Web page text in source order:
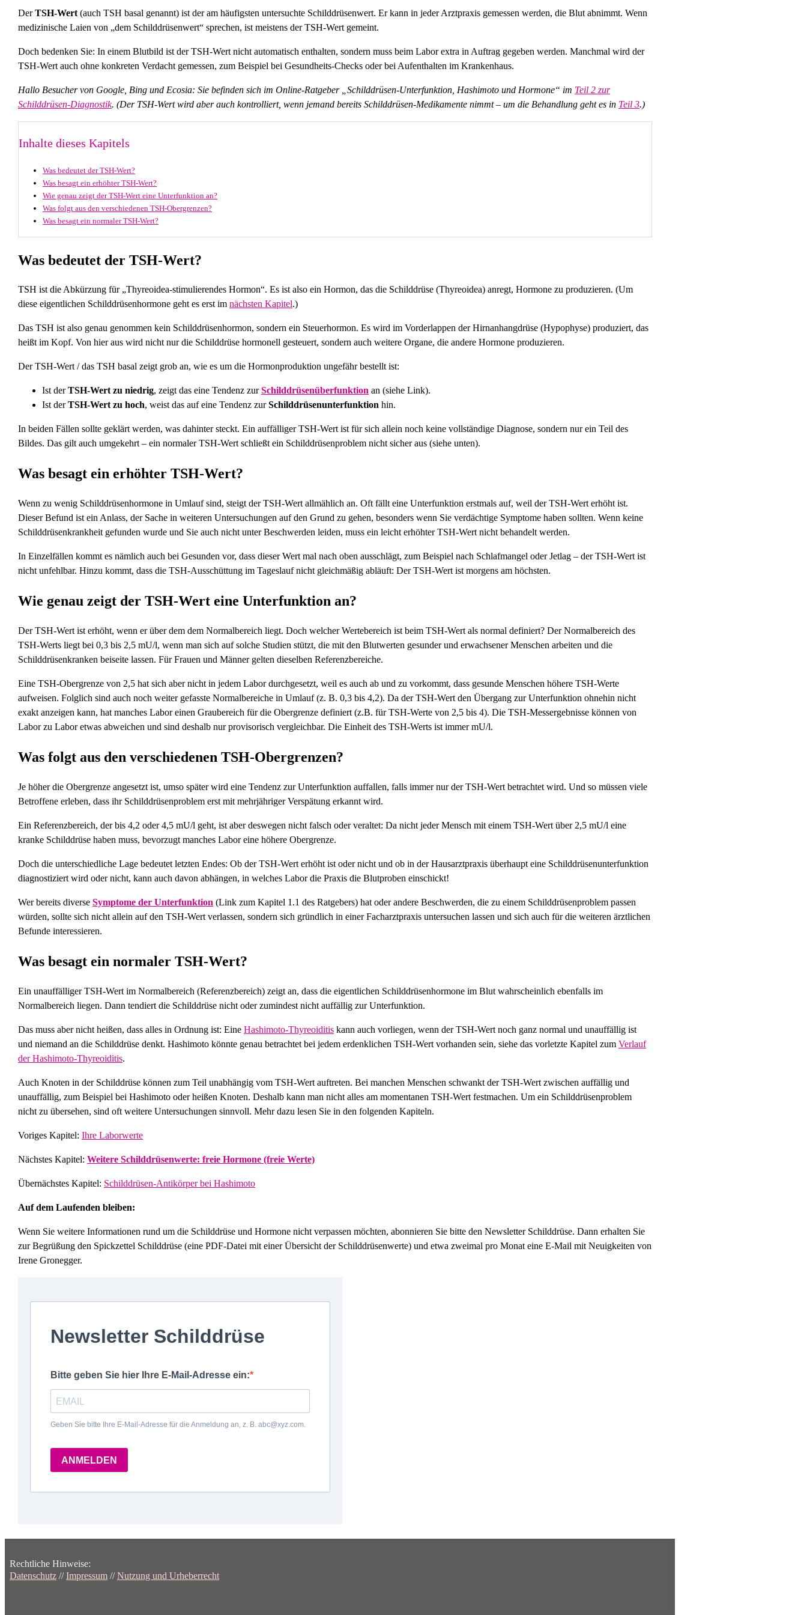
DerTSH-Wert (auch TSH basal genannt) ist der am häufigsten untersuchte Schilddrüsenwert. Er kann in jeder Arztpraxis gemessen werden, die Blut abnimmt. Wenn
medizinische Laien von „dem Schilddrüsenwert“ sprechen, ist meistens der TSH-Wert gemeint.
Doch bedenken Sie: In einem Blutbild ist der TSH-Wert nicht automatisch enthalten, sondern muss beim Labor extra in Auftrag gegeben werden. Manchmal wird der
TSH-Wert auch ohne konkreten Verdacht gemessen, zum Beispiel bei Gesundheits-Checks oder bei Aufenthalten im Krankenhaus.
Hallo Besucher von Google, Bing und Ecosia: Sie befinden sich im Online-Ratgeber „Schilddrüsen-Unterfunktion, Hashimoto und Hormone“ im Teil 2 zur
Schilddrüsen-Diagnostik. (Der TSH-Wert wird aber auch kontrolliert, wenn jemand bereits Schilddrüsen-Medikamente nimmt – um die Behandlung geht es in Teil 3.)
Inhalte dieses Kapitels
Was bedeutet der TSH-Wert?
Was besagt ein erhöhter TSH-Wert?
Wie genau zeigt der TSH-Wert eine Unterfunktion an?
Was folgt aus den verschiedenen TSH-Obergrenzen?
Was besagt ein normaler TSH-Wert?
Was bedeutet der TSH-Wert?
TSH ist die Abkürzung für „Thyreoidea-stimulierendes Hormon“. Es ist also ein Hormon, das die Schilddrüse (Thyreoidea) anregt, Hormone zu produzieren. (Um
diese eigentlichen Schilddrüsenhormone geht es erst im nächsten Kapitel.)
Das TSH ist also genau genommen kein Schilddrüsenhormon, sondern ein Steuerhormon. Es wird im Vorderlappen der Hirnanhangdrüse (Hypophyse) produziert, das
heißt im Kopf. Von hier aus wird nicht nur die Schilddrüse hormonell gesteuert, sondern auch weitere Organe, die andere Hormone produzieren.
Der TSH-Wert / das TSH basal zeigt grob an, wie es um die Hormonproduktion ungefähr bestellt ist:
Ist derTSH-Wert zu niedrig, zeigt das eine Tendenz zurSchilddrüsenüberfunktion an (siehe Link).
Ist derTSH-Wert zu hoch, weist das auf eine Tendenz zurSchilddrüsenunterfunktion hin.
In beiden Fällen sollte geklärt werden, was dahinter steckt. Ein auffälliger TSH-Wert ist für sich allein noch keine vollständige Diagnose, sondern nur ein Teil des
Bildes. Das gilt auch umgekehrt – ein normaler TSH-Wert schließt ein Schilddrüsenproblem nicht sicher aus (siehe unten).
Was besagt ein erhöhter TSH-Wert?
Wenn zu wenig Schilddrüsenhormone in Umlauf sind, steigt der TSH-Wert allmählich an. Oft fällt eine Unterfunktion erstmals auf, weil der TSH-Wert erhöht ist.
Dieser Befund ist ein Anlass, der Sache in weiteren Untersuchungen auf den Grund zu gehen, besonders wenn Sie verdächtige Symptome haben sollten. Wenn keine
Schilddrüsenkrankheit gefunden wurde und Sie auch nicht unter Beschwerden leiden, muss ein leicht erhöhter TSH-Wert nicht behandelt werden.
In Einzelfällen kommt es nämlich auch bei Gesunden vor, dass dieser Wert mal nach oben ausschlägt, zum Beispiel nach Schlafmangel oder Jetlag – der TSH-Wert ist
nicht unfehlbar. Hinzu kommt, dass die TSH-Ausschüttung im Tageslauf nicht gleichmäßig abläuft: Der TSH-Wert ist morgens am höchsten.
Wie genau zeigt der TSH-Wert eine Unterfunktion an?
Der TSH-Wert ist erhöht, wenn er über dem dem Normalbereich liegt. Doch welcher Wertebereich ist beim TSH-Wert als normal definiert? Der Normalbereich des
TSH-Werts liegt bei 0,3 bis 2,5 mU/l, wenn man sich auf solche Studien stützt, die mit den Blutwerten gesunder und erwachsener Menschen arbeiten und die
Schilddrüsenkranken beiseite lassen. Für Frauen und Männer gelten dieselben Referenzbereiche.
Eine TSH-Obergrenze von 2,5 hat sich aber nicht in jedem Labor durchgesetzt, weil es auch ab und zu vorkommt, dass gesunde Menschen höhere TSH-Werte
aufweisen. Folglich sind auch noch weiter gefasste Normalbereiche in Umlauf (z. B. 0,3 bis 4,2). Da der TSH-Wert den Übergang zur Unterfunktion ohnehin nicht
exakt anzeigen kann, hat manches Labor einen Graubereich für die Obergrenze definiert (z.B. für TSH-Werte von 2,5 bis 4). Die TSH-Messergebnisse können von
Labor zu Labor etwas abweichen und sind deshalb nur provisorisch vergleichbar. Die Einheit des TSH-Werts ist immer mU/l.
Was folgt aus den verschiedenen TSH-Obergrenzen?
Je höher die Obergrenze angesetzt ist, umso später wird eine Tendenz zur Unterfunktion auffallen, falls immer nur der TSH-Wert betrachtet wird. Und so müssen viele
Betroffene erleben, dass ihr Schilddrüsenproblem erst mit mehrjähriger Verspätung erkannt wird.
Ein Referenzbereich, der bis 4,2 oder 4,5 mU/l geht, ist aber deswegen nicht falsch oder veraltet: Da nicht jeder Mensch mit einem TSH-Wert über 2,5 mU/l eine
kranke Schilddrüse haben muss, bevorzugt manches Labor eine höhere Obergrenze.
Doch die unterschiedliche Lage bedeutet letzten Endes: Ob der TSH-Wert erhöht ist oder nicht und ob in der Hausarztpraxis überhaupt eine Schilddrüsenunterfunktion
diagnostiziert wird oder nicht, kann auch davon abhängen, in welches Labor die Praxis die Blutproben einschickt!
Wer bereits diverse Symptome der Unterfunktion (Link zum Kapitel 1.1 des Ratgebers) hat oder andere Beschwerden, die zu einem Schilddrüsenproblem passen
würden, sollte sich nicht allein auf den TSH-Wert verlassen, sondern sich gründlich in einer Facharztpraxis untersuchen lassen und sich auch für die weiteren ärztlichen
Befunde interessieren.
Was besagt ein normaler TSH-Wert?
Ein unauffälliger TSH-Wert im Normalbereich (Referenzbereich) zeigt an, dass die eigentlichen Schilddrüsenhormone im Blut wahrscheinlich ebenfalls im
Normalbereich liegen. Dann tendiert die Schilddrüse nicht oder zumindest nicht auffällig zur Unterfunktion.
Das muss aber nicht heißen, dass alles in Ordnung ist: Eine Hashimoto-Thyreoiditis kann auch vorliegen, wenn der TSH-Wert noch ganz normal und unauffällig ist
und niemand an die Schilddrüse denkt. Hashimoto könnte genau betrachtet bei jedem erdenklichen TSH-Wert vorhanden sein, siehe das vorletzte Kapitel zum Verlauf
der Hashimoto-Thyreoiditis.
Auch Knoten in der Schilddrüse können zum Teil unabhängig vom TSH-Wert auftreten. Bei manchen Menschen schwankt der TSH-Wert zwischen auffällig und
unauffällig, zum Beispiel bei Hashimoto oder heißen Knoten. Deshalb kann man nicht alles am momentanen TSH-Wert festmachen. Um ein Schilddrüsenproblem
nicht zu übersehen, sind oft weitere Untersuchungen sinnvoll. Mehr dazu lesen Sie in den folgenden Kapiteln.
Voriges Kapitel: Ihre Laborwerte
Nächstes Kapitel: Weitere Schilddrüsenwerte: freie Hormone (freie Werte)
Übernächstes Kapitel: Schilddrüsen-Antikörper bei Hashimoto
Auf dem Laufenden bleiben:
Wenn Sie weitere Informationen rund um die Schilddrüse und Hormone nicht verpassen möchten, abonnieren Sie bitte den Newsletter Schilddrüse. Dann erhalten Sie
zur Begrüßung den Spickzettel Schilddrüse (eine PDF-Datei mit einer Übersicht der Schilddrüsenwerte) und etwa zweimal pro Monat eine E-Mail mit Neuigkeiten von
Irene Gronegger.
Rechtliche Hinweise:
Datenschutz //Impressum //Nutzung und Urheberrecht